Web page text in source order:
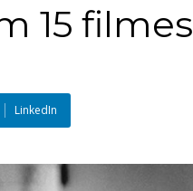
15 filmes
LinkedIn